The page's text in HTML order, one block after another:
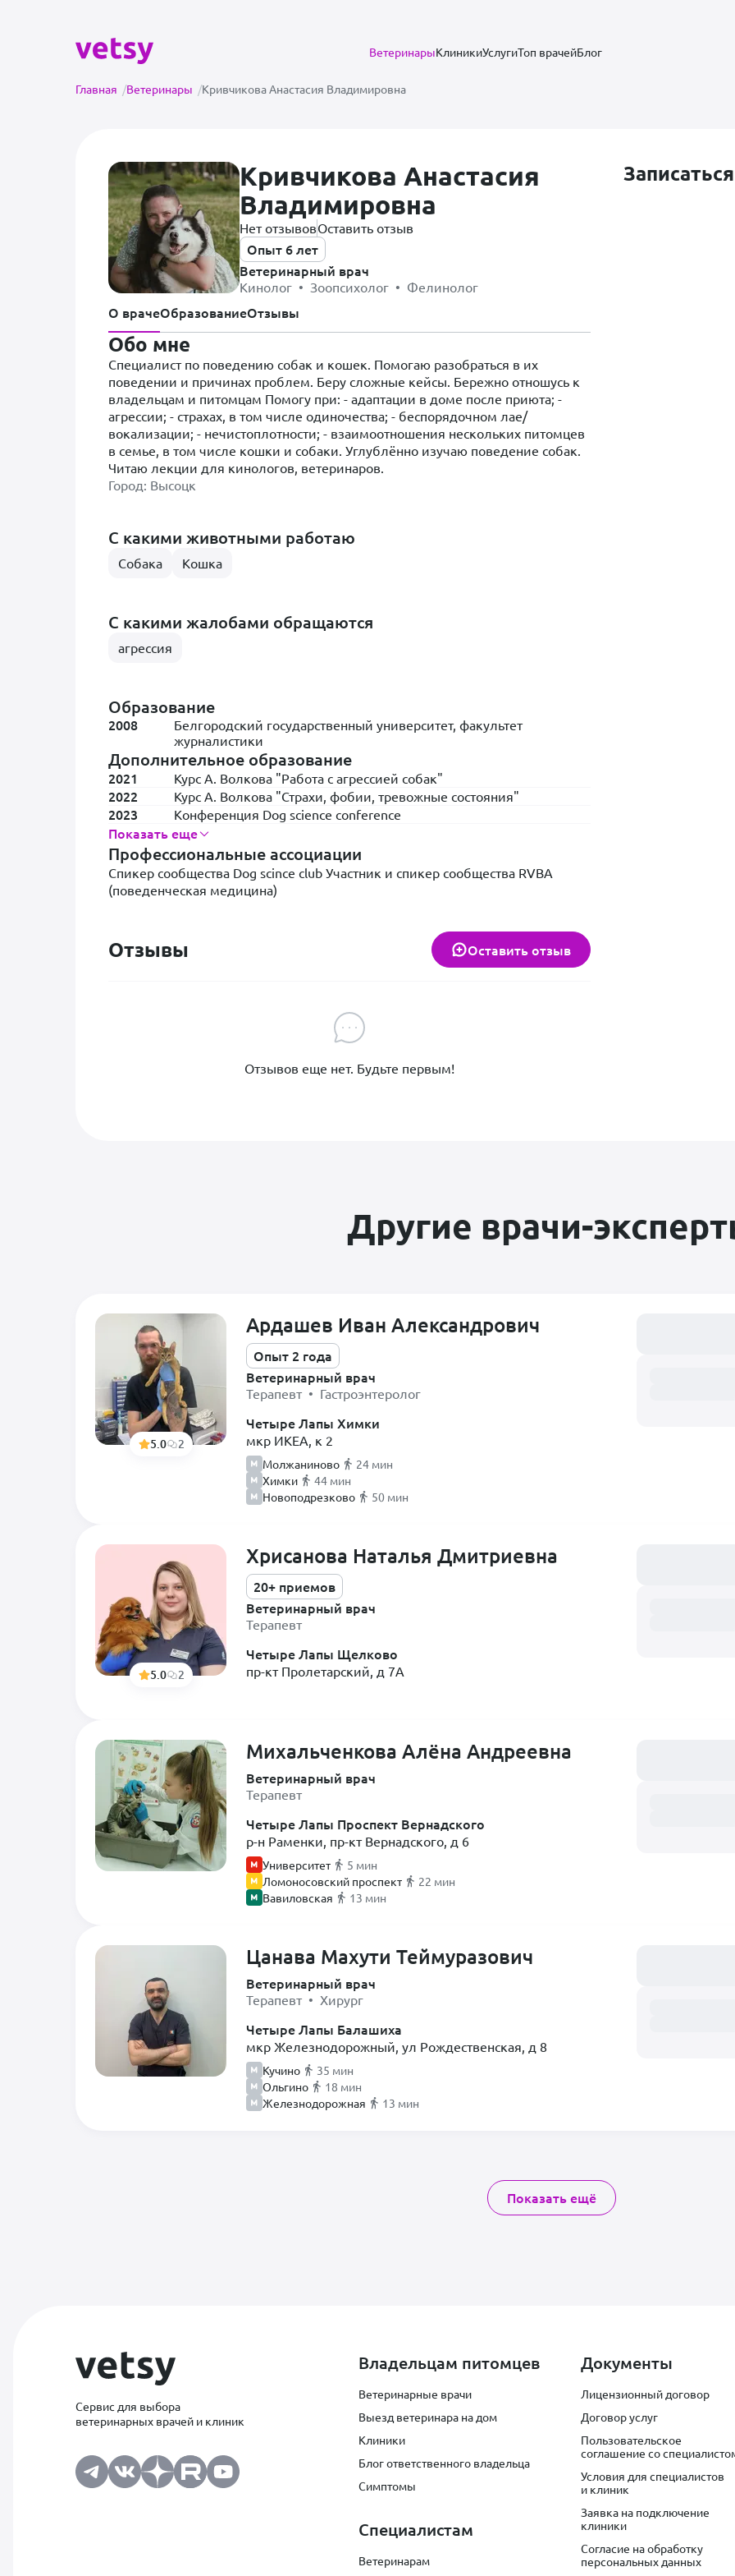
ВетеринарыКлиникиУслугиТоп врачейБлог
Главная /Ветеринары /Кривчикова Анастасия Владимировна
Кривчикова Анастасия
Владимировна
Нет отзывовОставить отзыв
Опыт 6 лет
Ветеринарный врач
Кинолог • Зоопсихолог • Фелинолог
О врачеОбразованиеОтзывы
Обо мне
Специалист по поведению собак и кошек. Помогаю разобраться в их
поведении и причинах проблем. Беру сложные кейсы. Бережно отношусь к
владельцам и питомцам Помогу при: - адаптации в доме после приюта; -
агрессии; - страхах, в том числе одиночества; - беспорядочном лае/
вокализации; - нечистоплотности; - взаимоотношения нескольких питомцев
в семье, в том числе кошки и собаки. Углублённо изучаю поведение собак.
Читаю лекции для кинологов, ветеринаров.
Город: Высоцк
С какими животными работаю
Собака Кошка
С какими жалобами обращаются
агрессия
Образование
2008
Белгородский государственный университет, факультет
журналистики
Дополнительное образование
2021 Курс А. Волкова "Работа с агрессией собак"
2022 Курс А. Волкова "Страхи, фобии, тревожные состояния"
2023 Конференция Dog science conference
Показать еще
Профессиональные ассоциации
Спикер сообщества Dog scince club Участник и спикер сообщества RVBA
(поведенческая медицина)
Отзывы Оставить отзыв
Отзывов еще нет. Будьте первым!
Другие врачи-
5.0 2
Ардашев Иван Александрович
Опыт 2 года
Ветеринарный врач
Терапевт • Гастроэнтеролог
Четыре Лапы Химки
мкр ИКЕА, к 2
Молжаниново
24 мин
Химки
44 мин
Новоподрезково
50 мин
5.0 2
Хрисанова Наталья Дмитриевна
20+ приемов
Ветеринарный врач
Терапевт
Четыре Лапы Щелково
пр-кт Пролетарский, д 7А
Михальченкова Алёна Андреевна
Ветеринарный врач
Терапевт
Четыре Лапы Проспект Вернадского
р-н Раменки, пр-кт Вернадского, д 6
Университет
5 мин
Ломоносовский проспект
22 мин
Вавиловская
13 мин
Цанава Махути Теймуразович
Ветеринарный врач
Терапевт • Хирург
Четыре Лапы Балашиха
мкр Железнодорожный, ул Рождественская, д 8
Кучино
35 мин
Ольгино
18 мин
Железнодорожная
13 мин
Показать ещё
Сервис для выбора
ветеринарных врачей и клиник
Владельцам питомцев
Ветеринарные врачи
Выезд ветеринара на дом
Клиники
Блог ответственного владельца
Симптомы
Специалистам
Ветеринарам
Документы
Лицензионный договор
Договор услуг
Пользовательское
соглашение со
Условия для специалистов
и клиник
Заявка на подключение
клиники
Согласие на обработку
персональных данных